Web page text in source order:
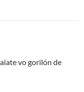
vo gorilón de